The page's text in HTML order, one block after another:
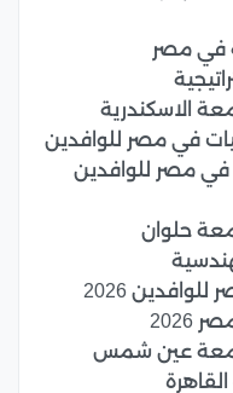
في مصر
الاسكندرية
في مصر للوافدين
في مصر للوافدين
حلوان
2026
عين شمس